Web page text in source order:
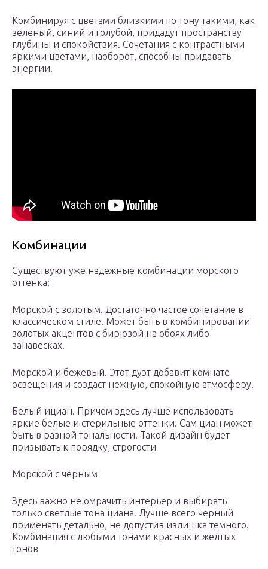
Комбинируя с цветами близкими по тону такими, как
зеленый, синий и голубой, придадут пространству
глубины и спокойствия. Сочетания с контрастными
яркими цветами, наоборот, способны придавать
энергии.
Комбинации
Существуют уже надежные комбинации морского
оттенка:
Морской с золотым. Достаточно частое сочетание в
классическом стиле. Может быть в комбинировании
золотых акцентов с бирюзой на обоях либо
занавесках.
Морской и бежевый. Этот дуэт добавит комнате
освещения и создаст нежную, спокойную атмосферу.
Белый ициан. Причем здесь лучше использовать
яркие белые и стерильные оттенки. Сам циан может
быть в разной тональности. Такой дизайн будет
призывать к порядку, строгости
Морской с черным
Здесь важно не омрачить интерьер и выбирать
только светлые тона циана. Лучше всего черный
применять детально, не допустив излишка темного.
Комбинация с любыми тонами красных и желтых
тонов